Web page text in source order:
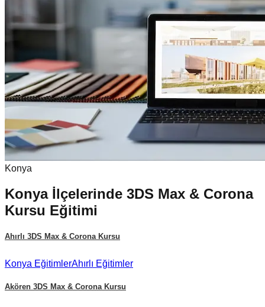
Konya
Konyaİlçelerinde 3DS Max & Corona
Kursu Eğitimi
Ahırlı 3DS Max & Corona Kursu
Konya EğitimlerAhırlı Eğitimler
Akören 3DS Max & Corona Kursu